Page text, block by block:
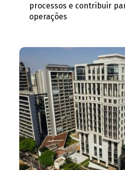
processos e contribuir
operações